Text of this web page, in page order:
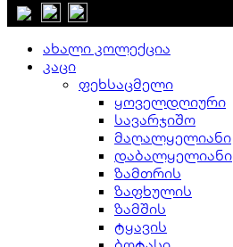
დახურვა
ახალი კოლექცია
კაცი
ფეხსაცმელი
ყოველდღიური
სავარჯიშო
მაღალყელიანი
დაბალყელიანი
ზამთრის
ზაფხულის
ზამშის
ტყავის